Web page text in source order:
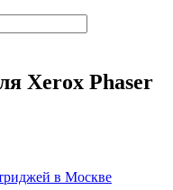
Xerox Phaser
в Москве